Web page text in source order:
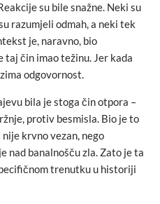
su bile snažne. Neki su
razumjeli odmah, a neki tek
je, naravno, bio
taj čin imao težinu. Jer kada
odgovornost.
bila je stoga čin otpora –
protiv besmisla. Bio je to
krvno vezan, nego
nad banalnošču zla. Zato je ta
trenutku u historiji